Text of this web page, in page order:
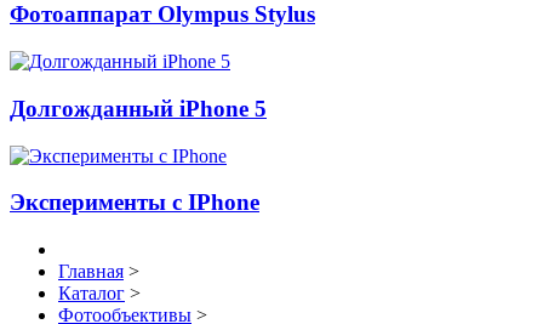
Фотоаппарат Olympus Stylus
Долгожданный iPhone 5
Эксперименты с IPhone
Главная >
Каталог >
Фотообъективы >